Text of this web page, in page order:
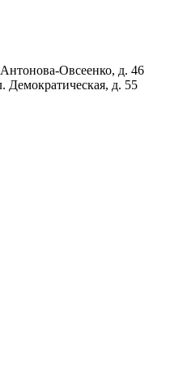
Овсеенко, д. 46
Демократическая, д. 55